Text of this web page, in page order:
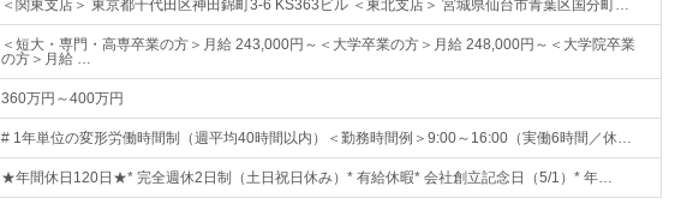
＜関東支店＞ 東京都千代田区神田錦町3-6 KS363ビル ＜東北支店＞ 宮城県仙台市青葉区国分町…
＜短大・専門・高専卒業の方＞月給 243,000円～＜大学卒業の方＞月給 248,000円～＜大学院卒業
の方＞月給 …
360万円～400万円
# 1年単位の変形労働時間制（週平均40時間以内）＜勤務時間例＞9:00～16:00（実働6時間／休…
★年間休日120日★* 完全週休2日制（土日祝日休み）* 有給休暇* 会社創立記念日（5/1）* 年…